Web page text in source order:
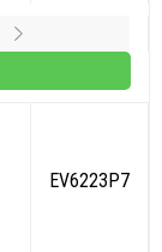
EV6223P7